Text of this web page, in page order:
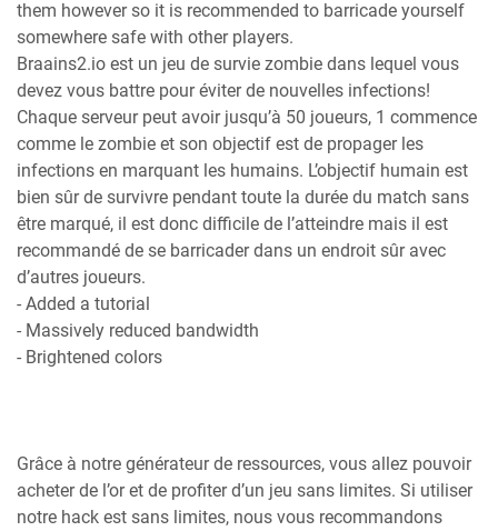
them however so it is recommended to barricade yourself
somewhere safe with other players.
Braains2.io est un jeu de survie zombie dans lequel vous
devez vous battre pour éviter de nouvelles infections!
Chaque serveur peut avoir jusqu’à 50 joueurs, 1 commence
comme le zombie et son objectif est de propager les
infections en marquant les humains. L’objectif humain est
bien sûr de survivre pendant toute la durée du match sans
être marqué, il est donc difficile de l’atteindre mais il est
recommandé de se barricader dans un endroit sûr avec
d’autres joueurs.
- Added a tutorial
- Massively reduced bandwidth
- Brightened colors
Grâce à notre générateur de ressources, vous allez pouvoir
acheter de l’or et de profiter d’un jeu sans limites. Si utiliser
notre hack est sans limites, nous vous recommandons